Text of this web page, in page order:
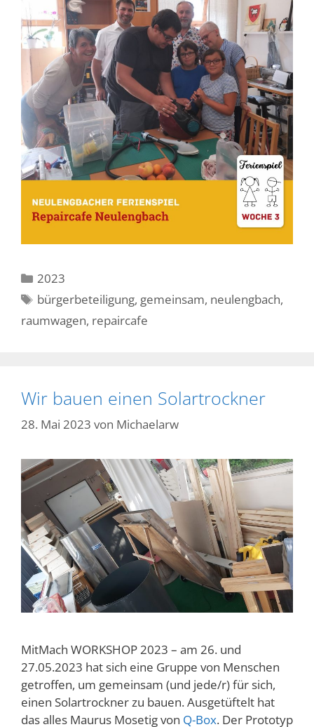
Kategorien
2023
Schlagwörter
bürgerbeteiligung, gemeinsam, neulengbach,
raumwagen, repaircafe
Wir bauen einen Solartrockner
28. Mai 2023 von Michaelarw
MitMach WORKSHOP 2023 – am 26. und
27.05.2023 hat sich eine Gruppe von Menschen
getroffen, um gemeinsam (und jede/r) für sich,
einen Solartrockner zu bauen. Ausgetüftelt hat
das alles Maurus Mosetig von Q-Box. Der Prototyp